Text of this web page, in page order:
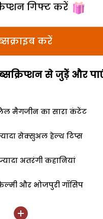
गिफ्ट करें
करें
से जुड़ेें और
मैगजीन का सारा कंटेंट
सेक्सुअल हेल्थ टिप्स
अतरंगी कहानियां
और भोजपुरी गॉसिप